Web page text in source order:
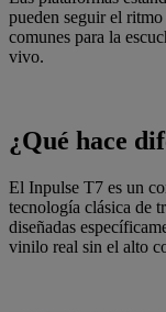
pueden seguir el ritmo
comunes para la
vivo.
¿Qué hace
El Inpulse T7 es un
tecnología clásica de
diseñadas
vinilo real sin el alto